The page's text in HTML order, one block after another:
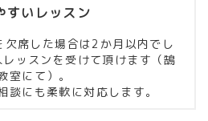
すいレッスン
欠席した場合は2か月以内でし
ッスンを受けて頂けます（鵠
室にて）。
談にも柔軟に対応します。